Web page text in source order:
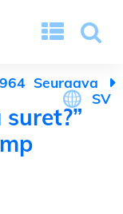
SV
Seuraava